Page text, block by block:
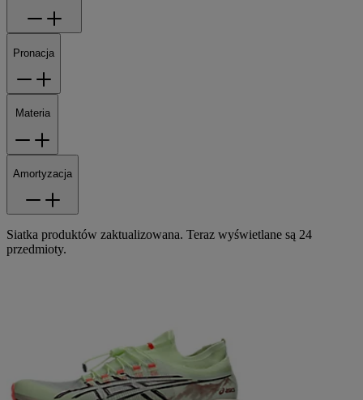
Pronacja
Materia
Amortyzacja
Siatka produktów zaktualizowana. Teraz wyświetlane są 24
przedmioty.